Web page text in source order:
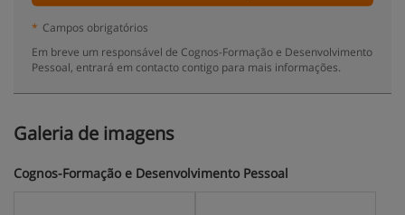
* Campos obrigatórios
Em breve um responsável de Cognos-Formação e Desenvolvimento
Pessoal, entrará em contacto contigo para mais informações.
Galeria de imagens
Cognos-Formação e Desenvolvimento Pessoal